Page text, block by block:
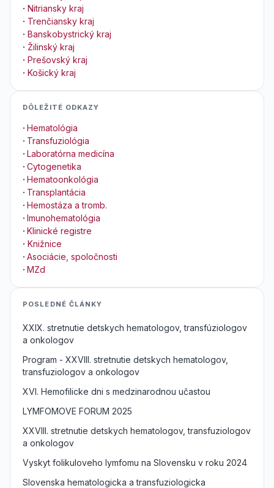
· Nitriansky kraj
· Trenčiansky kraj
· Banskobystrický kraj
· Žilinský kraj
· Prešovský kraj
· Košický kraj
DÔLEŽITÉ ODKAZY
· Hematológia
· Transfuziológia
· Laboratórna medicína
· Cytogenetika
· Hematoonkológia
· Transplantácia
· Hemostáza a tromb.
· Imunohematológia
· Klinické registre
· Knižnice
· Asociácie, spoločnosti
· MZd
POSLEDNÉ ČLÁNKY
XXIX. stretnutie detskych hematologov, transfúziologov
a onkologov
Program - XXVIII. stretnutie detskych hematologov,
transfuziologov a onkologov
XVI. Hemofilicke dni s medzinarodnou učastou
LYMFOMOVE FORUM 2025
XXVIII. stretnutie detskych hematologov, transfuziologov
a onkologov
Vyskyt folikuloveho lymfomu na Slovensku v roku 2024
Slovenska hematologicka a transfuziologicka